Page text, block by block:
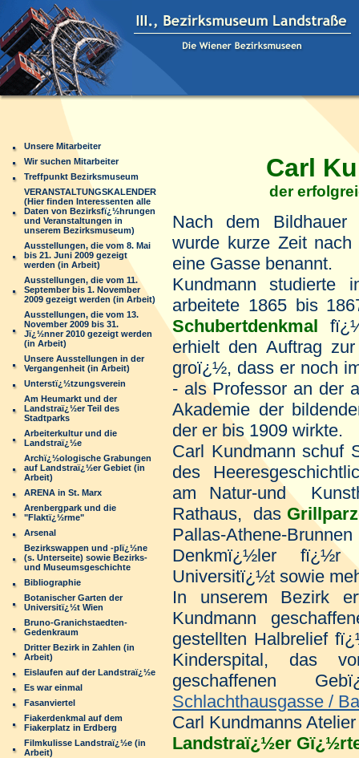
Unsere Mitarbeiter
Wir suchen Mitarbeiter
Treffpunkt Bezirksmuseum
VERANSTALTUNGSKALENDER
(Hier finden Interessenten alle
Daten von Bezirksfï¿½hrungen
und Veranstaltungen in
unserem Bezirksmuseum)
Ausstellungen, die vom 8. Mai
bis 21. Juni 2009 gezeigt
werden (in Arbeit)
Ausstellungen, die vom 11.
September bis 1. November
2009 gezeigt werden (in Arbeit)
Ausstellungen, die vom 13.
November 2009 bis 31.
Jï¿½nner 2010 gezeigt werden
(in Arbeit)
Unsere Ausstellungen in der
Vergangenheit (in Arbeit)
Unterstï¿½tzungsverein
Am Heumarkt und der
Landstraï¿½er Teil des
Stadtparks
Arbeiterkultur und die
Landstraï¿½e
Archï¿½ologische Grabungen
auf Landstraï¿½er Gebiet (in
Arbeit)
ARENA in St. Marx
Arenbergpark und die
"Flaktï¿½rme"
Arsenal
Bezirkswappen und -plï¿½ne
(s. Unterseite) sowie Bezirks-
und Museumsgeschichte
Bibliographie
Botanischer Garten der
Universitï¿½t Wien
Bruno-Granichstaedten-
Gedenkraum
Dritter Bezirk in Zahlen (in
Arbeit)
Eislaufen auf der Landstraï¿½e
Es war einmal
Fasanviertel
Fiakerdenkmal auf dem
Fiakerplatz in Erdberg
Filmkulisse Landstraï¿½e (in
Arbeit)
Carl
der erfolgreiche
Nach dem
wurde kurze Zeit
eine Gasse benannt.
Kundmann
arbeitete 1865 bis
Schubertdenkmal
erhielt den Auftrag
groï¿½, dass er noch
- als Professor an der
Akademie der
der er bis 1909 wirkte.
Carl Kundmann schuf
des
am Natur-und
Rathaus, das
Pallas-Athene-
Denkmï¿½ler
Universitï¿½t sowie
In unserem Bezirk
Kundmann
gestellten Halbrelief
Kinderspital, das
geschaffenen
Schlachthausgasse /
Carl Kundmanns
Landstraï¿½er